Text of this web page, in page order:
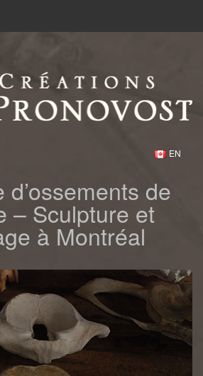
EN
d’ossements de
– Sculpture et
à Montréal